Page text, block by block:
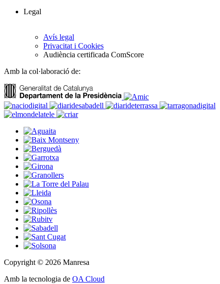
Legal
Avís legal
Privacitat i Cookies
Audiència certificada ComScore
Amb la col·laboració de:
Copyright © 2026 Manresa
Amb la tecnologia de OA Cloud